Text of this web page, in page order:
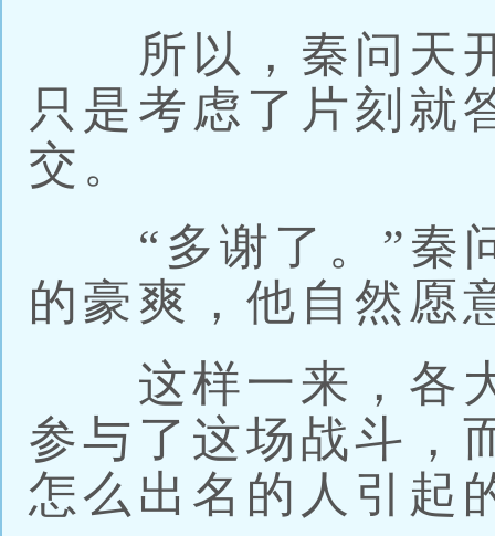
所以，秦问天开
只是考虑了片刻就
交。
“多谢了。”秦
的豪爽，他自然愿
这样一来，各大
参与了这场战斗，
怎么出名的人引起